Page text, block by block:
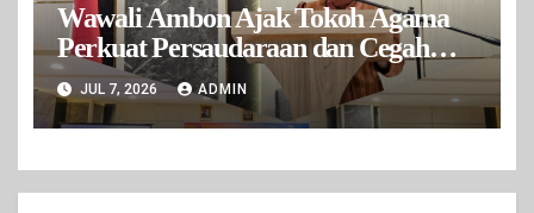
Wawali Ambon Ajak Tokoh Agama
Perkuat Persaudaraan dan Cegah
Konflik
JUL 7, 2026 ADMIN